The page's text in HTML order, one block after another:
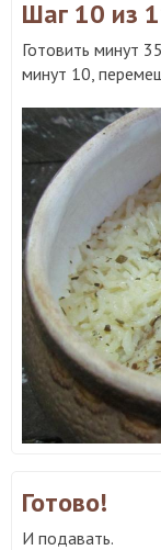
Шаг 10 из
Готовить минут
минут 10,
Готово!
И подавать.